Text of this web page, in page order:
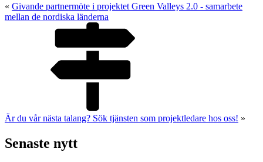
« Givande partnermöte i projektet Green Valleys 2.0 - samarbete
mellan de nordiska länderna
Är du vår nästa talang? Sök tjänsten som projektledare hos oss! »
Senaste nytt